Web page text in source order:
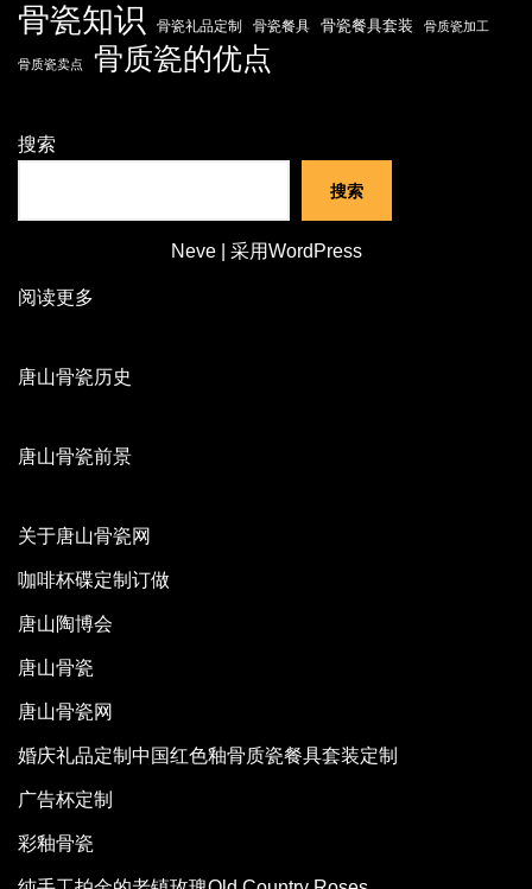
骨瓷知识 骨瓷礼品定制 骨瓷餐具 骨瓷餐具套装 骨质瓷加工
骨质瓷卖点 骨质瓷的优点
搜索
搜索
Neve| 采用WordPress
阅读更多
唐山骨瓷历史
唐山骨瓷前景
关于唐山骨瓷网
咖啡杯碟定制订做
唐山陶博会
唐山骨瓷
唐山骨瓷网
婚庆礼品定制中国红色釉骨质瓷餐具套装定制
广告杯定制
彩釉骨瓷